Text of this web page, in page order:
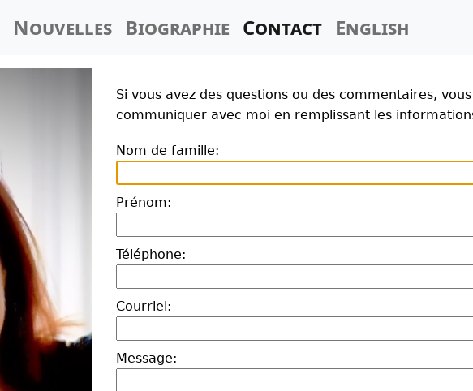
Nouvelles Biographie Contact English
Si vous avez des questions ou des commentaires,
communiquer avec moi en remplissant les
Nom de famille:
Prénom:
Téléphone:
Courriel:
Message: